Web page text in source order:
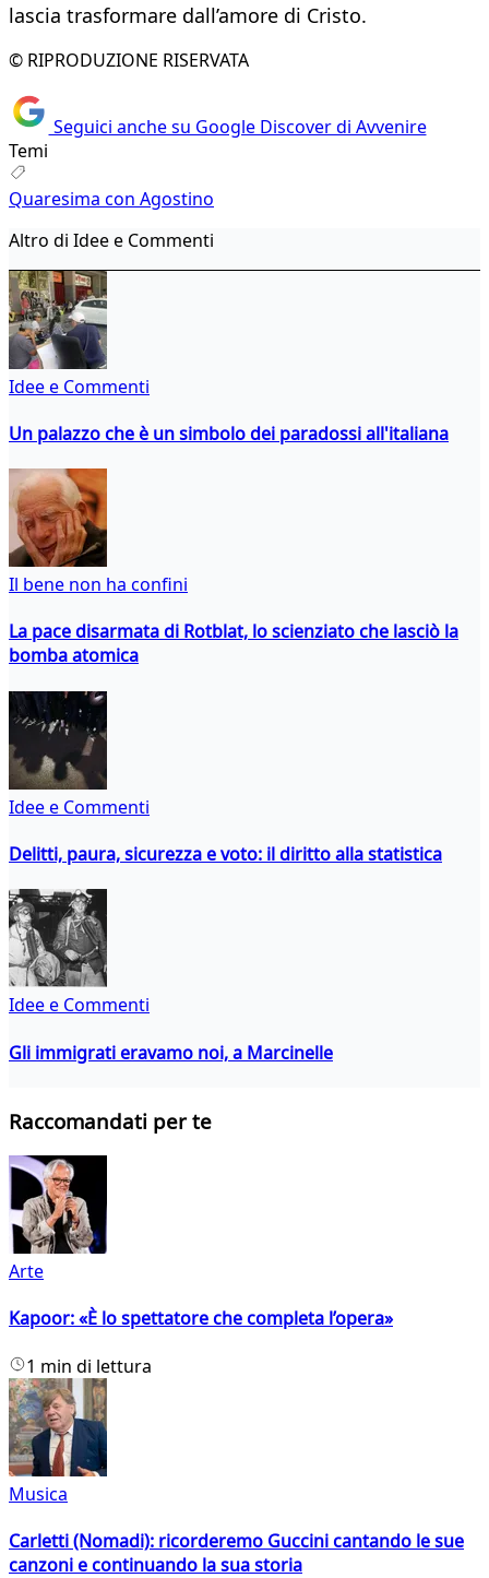
lascia trasformare dall’amore di Cristo.
© RIPRODUZIONE RISERVATA
Seguici anche su Google Discover di Avvenire
Temi
Quaresima con Agostino
Altro di Idee e Commenti
Idee e Commenti
Un palazzo che è un simbolo dei paradossi all'italiana
Il bene non ha confini
La pace disarmata di Rotblat, lo scienziato che lasciò la
bomba atomica
Idee e Commenti
Delitti, paura, sicurezza e voto: il diritto alla statistica
Idee e Commenti
Gli immigrati eravamo noi, a Marcinelle
Raccomandati per te
Arte
Kapoor: «È lo spettatore che completa l’opera»
1 min di lettura
Musica
Carletti (Nomadi): ricorderemo Guccini cantando le sue
canzoni e continuando la sua storia